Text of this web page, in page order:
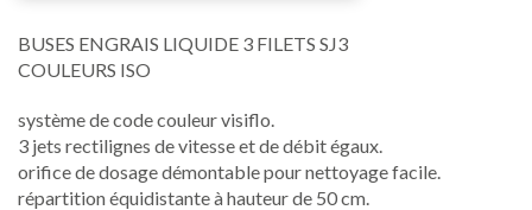
BUSES ENGRAIS LIQUIDE 3 FILETS SJ3
COULEURS ISO
système de code couleur visiflo.
3 jets rectilignes de vitesse et de débit égaux.
orifice de dosage démontable pour nettoyage facile.
répartition équidistante à hauteur de 50 cm.